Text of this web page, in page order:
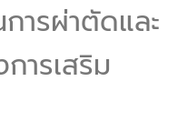
การผ่าตัดและ
ารเสริม